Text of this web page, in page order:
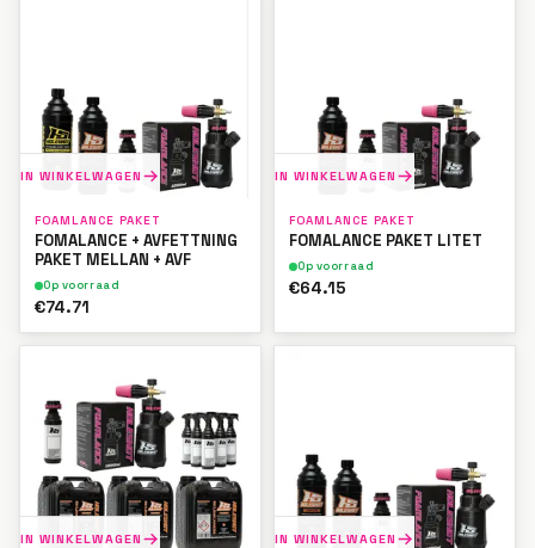
IN WINKELWAGEN
FOAMLANCE PAKET
FOMALANCE + AVFETTNING
PAKET MELLAN + AVF
Op voorraad
€74.71
IN WINKELWAGEN
FOAMLANCE PAKET
FOMALANCE PAKET LITET
Op voorraad
€64.15
IN WINKELWAGEN IN WINKELWAGEN